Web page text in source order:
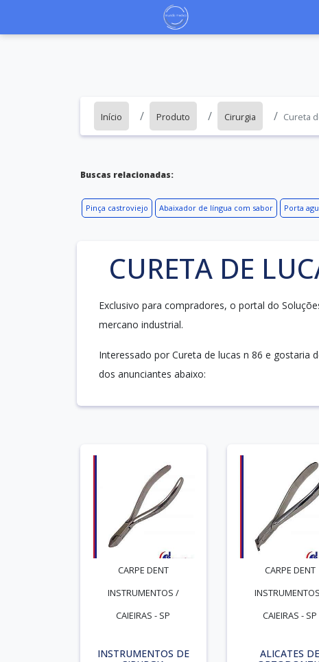
Início Produto Cirurgia Cureta
Buscas relacionadas:
Pinça castroviejo Abaixador de língua com sabor Porta
CURETA DE
Exclusivo para compradores, o portal do
mercano industrial.
Interessado por Cureta de lucas n 86 e gostaria
dos anunciantes abaixo:
CARPE DENT
INSTRUMENTOS /
CAIEIRAS - SP
INSTRUMENTOS DE
CARPE DENT
CAIEIRAS - SP
ALICATES DE